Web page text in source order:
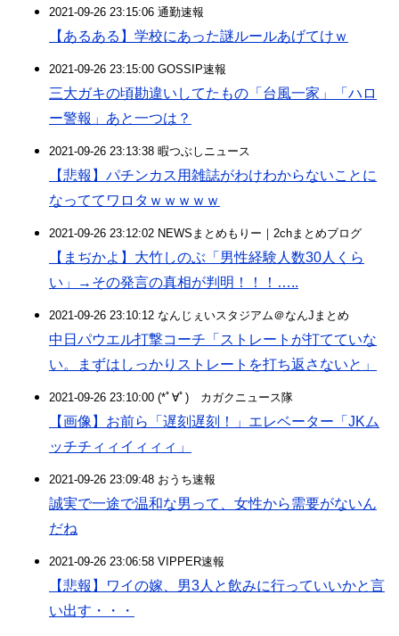
2021-09-26 23:15:06 通勤速報
【あるある】学校にあった謎ルールあげてけｗ
2021-09-26 23:15:00 GOSSIP速報
三大ガキの頃勘違いしてたもの「台風一家」「ハロ
ー警報」あと一つは？
2021-09-26 23:13:38 暇つぶしニュース
【悲報】パチンカス用雑誌がわけわからないことに
なっててワロタｗｗｗｗｗ
2021-09-26 23:12:02 NEWSまとめもりー｜2chまとめブログ
【まぢかよ】大竹しのぶ「男性経験人数30人くら
い」→その発言の真相が判明！！！…..
2021-09-26 23:10:12 なんじぇいスタジアム＠なんJまとめ
中日パウエル打撃コーチ「ストレートが打てていな
い。まずはしっかりストレートを打ち返さないと」
2021-09-26 23:10:00 (*ﾟ∀ﾟ)ゞカガクニュース隊
【画像】お前ら「遅刻遅刻！」エレベーター「JKム
ッチチィィイィィィ」
2021-09-26 23:09:48 おうち速報
誠実で一途で温和な男って、女性から需要がないん
だね
2021-09-26 23:06:58 VIPPER速報
【悲報】ワイの嫁、男3人と飲みに行っていいかと言
い出す・・・